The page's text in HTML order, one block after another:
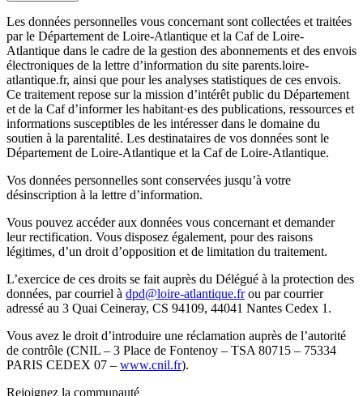
Les données personnelles vous concernant sont collectées et traitées
par le Département de Loire-Atlantique et la Caf de Loire-
Atlantique dans le cadre de la gestion des abonnements et des envois
électroniques de la lettre d’information du site parents.loire-
atlantique.fr, ainsi que pour les analyses statistiques de ces envois.
Ce traitement repose sur la mission d’intérêt public du Département
et de la Caf d’informer les habitant·es des publications, ressources et
informations susceptibles de les intéresser dans le domaine du
soutien à la parentalité. Les destinataires de vos données sont le
Département de Loire-Atlantique et la Caf de Loire-Atlantique.
Vos données personnelles sont conservées jusqu’à votre
désinscription à la lettre d’information.
Vous pouvez accéder aux données vous concernant et demander
leur rectification. Vous disposez également, pour des raisons
légitimes, d’un droit d’opposition et de limitation du traitement.
L’exercice de ces droits se fait auprès du Délégué à la protection des
données, par courriel à dpd@loire-atlantique.frou par courrier
adressé au 3 Quai Ceineray, CS 94109, 44041 Nantes Cedex 1.
Vous avez le droit d’introduire une réclamation auprès de l’autorité
de contrôle (CNIL – 3 Place de Fontenoy – TSA 80715 – 75334
PARIS CEDEX 07 – www.cnil.fr).
Rejoignez la communauté